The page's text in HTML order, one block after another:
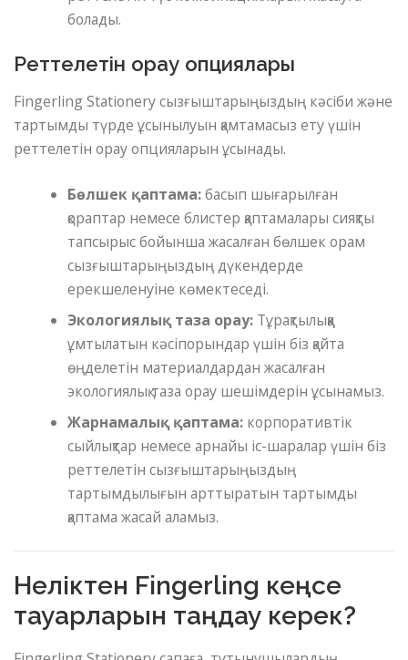
болады.
Реттелетін орау опциялары
Fingerling Stationery сызғыштарыңыздың кәсіби және
тартымды түрде ұсынылуын қамтамасыз ету үшін
реттелетін орау опцияларын ұсынады.
Бөлшек қаптама:басып шығарылған
қораптар немесе блистер қаптамалары сияқты
тапсырыс бойынша жасалған бөлшек орам
сызғыштарыңыздың дүкендерде
ерекшеленуіне көмектеседі.
Экологиялық таза орау: Тұрақтылыққа
ұмтылатын кәсіпорындар үшін біз қайта
өңделетін материалдардан жасалған
экологиялық таза орау шешімдерін ұсынамыз.
Жарнамалық қаптама: корпоративтік
сыйлықтар немесе арнайы іс-шаралар үшін біз
реттелетін сызғыштарыңыздың
тартымдылығын арттыратын тартымды
қаптама жасай аламыз.
Неліктен Fingerling кеңсе
тауарларын таңдау керек?